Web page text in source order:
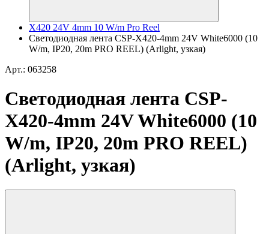
X420 24V 4mm 10 W/m Pro Reel
Светодиодная лента CSP-X420-4mm 24V White6000 (10
W/m, IP20, 20m PRO REEL) (Arlight, узкая)
Арт.: 063258
Светодиодная лента CSP-
X420-4mm 24V White6000 (10
W/m, IP20, 20m PRO REEL)
(Arlight, узкая)